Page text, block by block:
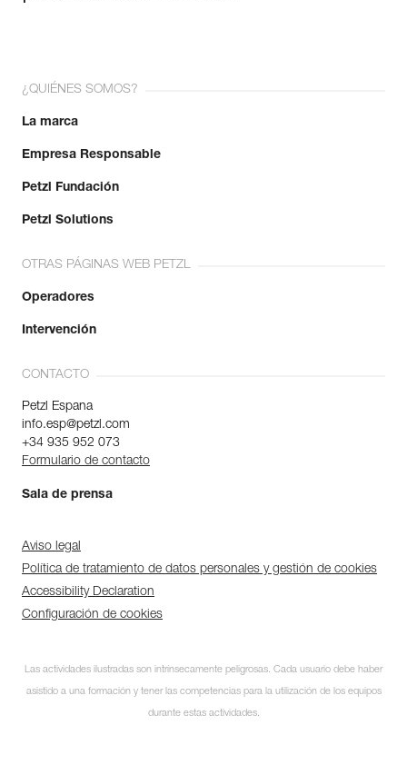
¿QUIÉNES SOMOS?
La marca
Empresa Responsable
Petzl Fundación
Petzl Solutions
OTRAS PÁGINAS WEB PETZL
Operadores
Intervención
CONTACTO
Petzl Espana
info.esp@petzl.com
+34 935 952 073
Formulario de contacto
Sala de prensa
Aviso legal
Política de tratamiento de datos personales y gestión de cookies
Accessibility Declaration
Configuración de cookies
Las actividades ilustradas son intrínsecamente peligrosas. Cada usuario debe haber
asistido a una formación y tener las competencias para la utilización de los equipos
durante estas actividades.